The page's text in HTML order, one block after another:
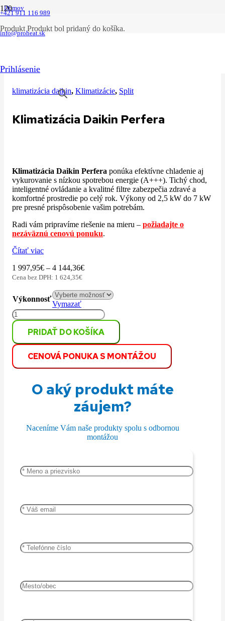
+421 911 116 989
info@proheat.sk
Produkt Produkt bol pridaný do košíka.
Prihlásenie
Domov
|
skyte kategorie
|
klimatizácia daikin, Klimatizácie, Split
Klimatizácia Daikin Perfera
Klimatizácia Daikin Perfera ponúka efektívne chladenie aj
vykurovanie s nízkou spotrebou energie (A+++). Tichý chod,
inteligentné ovládanie a kvalitné filtre zabezpečia zdravé a
komfortné prostredie po celý rok. Výkony od 2,5 kW do 7 kW
pre presné prispôsobenie vašim potrebám.
Radi vám pripravíme riešenie na mieru – požiadajte o
nezáväznú cenovú ponuku.
Čítať viac
1 997,95€ – 4 144,36€
Cena bez DPH: 1 624,35€
Výkonnosť
Vymazať
množstvo
Klimatizácia
Daikin
Perfera
PRIDAŤ DO KOŠÍKA
CENOVÁ PONUKA S MONTÁŽOU
O aký produkt máte
záujem?
Naceníme Vám naše produkty spolu s odbornou
montážou